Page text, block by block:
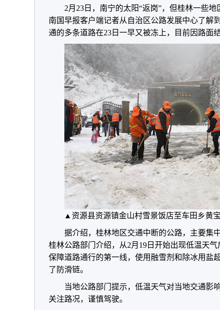
2月23日，南宁的太阳“返岗”，但桂林一些
南国早报客户端记者从自治区公路发展中心了解
通的多条道路在23日一早又被冻上，目前因路面
▲资源县资源镇金山村雪景饭店至车田乡黄
据介绍，桂林地区交通中断的公路，主要集
桂林公路部门介绍，从2月19日开始出现低温天
保障道路通行的第一线，使用融雪剂和除冰用盐
了防滑链。
当地公路部门提示，低温天气对当地交通影
关注路况，谨慎驾驶。